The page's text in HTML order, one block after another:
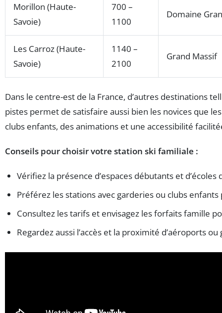
Morillon (Haute-
Savoie)
700 –
1100
Domaine
Les Carroz (Haute-
Savoie)
1140 –
2100
Grand Massif
Dans le centre-est de la France, d’autres destinations
pistes permet de satisfaire aussi bien les novices que
clubs enfants, des animations et une accessibilité
Conseils pour choisir votre station ski familiale :
Vérifiez la présence d’espaces débutants et
Préférez les stations avec garderies ou clubs
Consultez les tarifs et envisagez les forfaits famille
Regardez aussi l’accès et la proximité d’aéroports